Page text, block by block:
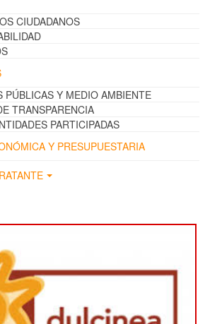
CIUDADANOS
PÚBLICAS Y MEDIO AMBIENTE
TRANSPARENCIA
PARTICIPADAS
Y PRESUPUESTARIA